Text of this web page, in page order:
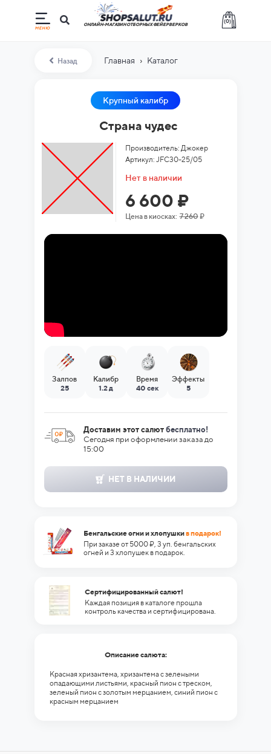
(0)
ОНЛАЙН-МАГАЗИН ОТБОРНЫХ ФЕЙЕРВЕРКОВ
Назад Главная › Каталог
Крупный калибр
Страна чудес
Производитель: Джокер
Артикул: JFC30-25/05
Нет в наличии
6 600 ₽
Цена в киосках:7 260₽
Залпов
25
Калибр
1.2 д
Время
40 сек
Эффекты
5
Доставим этот салют бесплатно!
Сегодня при оформлении заказа до
15:00
НЕТ В НАЛИЧИИ
Бенгальские огни и хлопушкив подарок!
При заказе от 5000 ₽, 3 уп. бенгальских
огней и 3 хлопушек в подарок.
Сертифицированный салют!
Каждая позиция в каталоге прошла
контроль качества и сертифицирована.
Описание салюта:
Красная хризантема, хризантема с зелеными
опадающими листьями, красный пион с треском,
зеленый пион с золотым мерцанием, синий пион с
красным мерцанием